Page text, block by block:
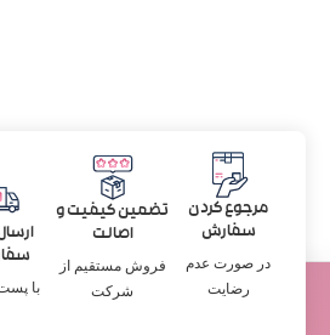
مرجوع کردن
سفارش
در صورت عدم
رضایت
تضمین کیفیت و
اصالت
فروش مستقیم از
شرکت
با